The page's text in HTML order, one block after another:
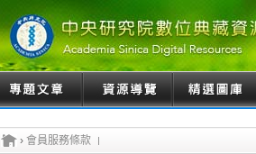
› 會員服務條款